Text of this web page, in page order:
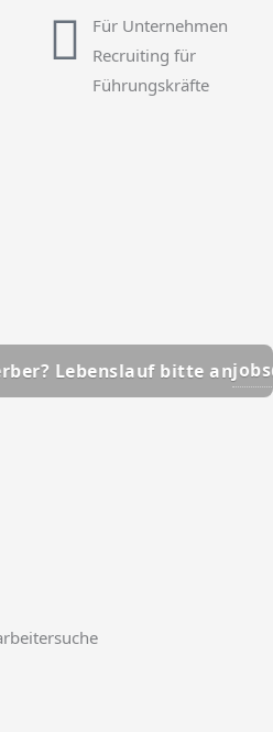
Für Unternehmen
Recruiting für
Führungskräfte
bitte anjobs@hsc-